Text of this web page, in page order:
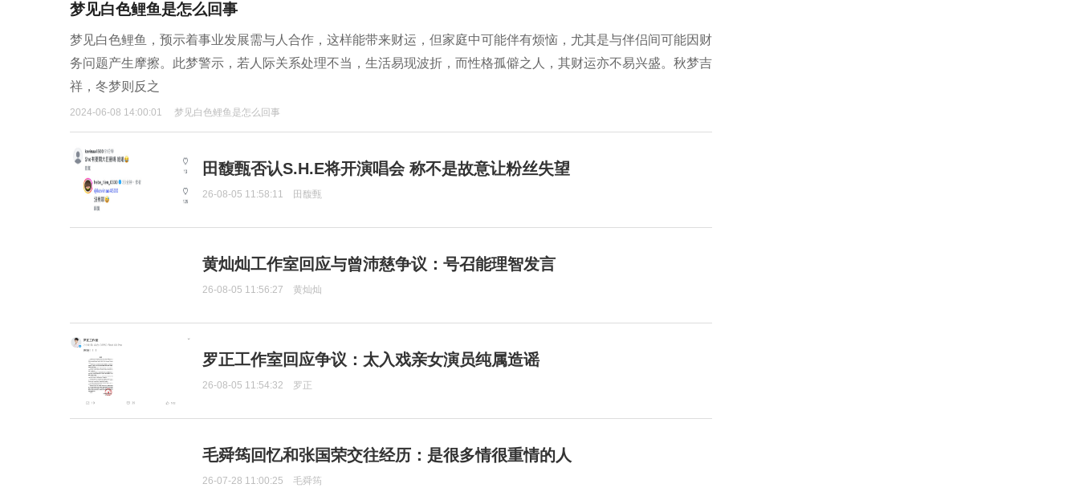
梦见白色鲤鱼是怎么回事
梦见白色鲤鱼，预示着事业发展需与人合作，这样能带来财运，但家庭中可能伴有烦恼，尤其是与伴侣间可能因财
务问题产生摩擦。此梦警示，若人际关系处理不当，生活易现波折，而性格孤僻之人，其财运亦不易兴盛。秋梦吉
祥，冬梦则反之
2024-06-08 14:00:01 梦见白色鲤鱼是怎么回事
田馥甄否认S.H.E将开演唱会 称不是故意让粉丝失望
26-08-05 11:58:11 田馥甄
黄灿灿工作室回应与曾沛慈争议：号召能理智发言
26-08-05 11:56:27 黄灿灿
罗正工作室回应争议：太入戏亲女演员纯属造谣
26-08-05 11:54:32 罗正
毛舜筠回忆和张国荣交往经历：是很多情很重情的人
26-07-28 11:00:25 毛舜筠